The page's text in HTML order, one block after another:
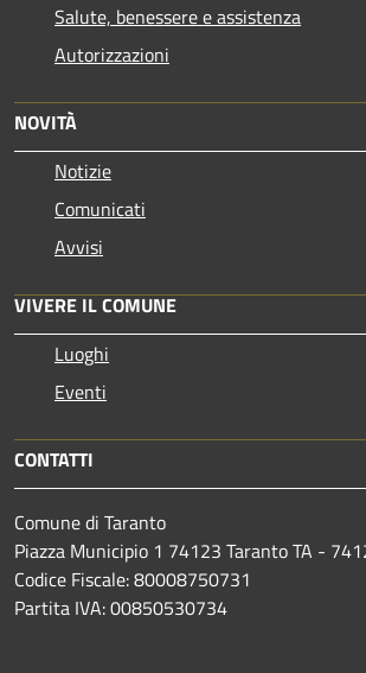
Salute, benessere e assistenza
Autorizzazioni
NOVITÀ
Notizie
Comunicati
Avvisi
VIVERE IL COMUNE
Luoghi
Eventi
CONTATTI
Comune di Taranto
Piazza Municipio 1 74123 Taranto TA -
Codice Fiscale: 80008750731
Partita IVA: 00850530734